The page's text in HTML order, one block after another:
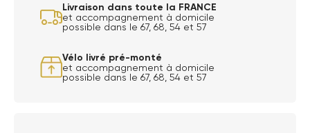
Livraison dans toute la FRANCE
et accompagnement à domicile
possible dans le 67, 68, 54 et 57
Vélo livré pré-monté
et accompagnement à domicile
possible dans le 67, 68, 54 et 57